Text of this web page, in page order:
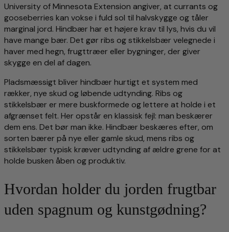
University of Minnesota Extension angiver, at currants og
gooseberries kan vokse i fuld sol til halvskygge og tåler
marginal jord. Hindbær har et højere krav til lys, hvis du vil
have mange bær. Det gør ribs og stikkelsbær velegnede i
haver med hegn, frugttræer eller bygninger, der giver
skygge en del af dagen.
Pladsmæssigt bliver hindbær hurtigt et system med
rækker, nye skud og løbende udtynding. Ribs og
stikkelsbær er mere buskformede og lettere at holde i et
afgrænset felt. Her opstår en klassisk fejl: man beskærer
dem ens. Det bør man ikke. Hindbær beskæres efter, om
sorten bærer på nye eller gamle skud, mens ribs og
stikkelsbær typisk kræver udtynding af ældre grene for at
holde busken åben og produktiv.
Hvordan holder du jorden frugtbar
uden spagnum og kunstgødning?